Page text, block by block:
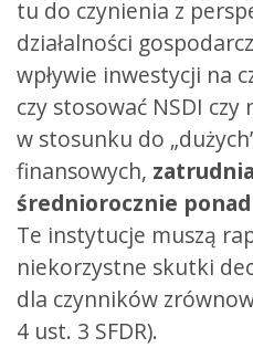
tu do czynienia z
działalności
wpływie inwestycji na
czy stosować NSDI czy
w stosunku do
finansowych,
średniorocznie
Te instytucje muszą
niekorzystne skutki
dla czynników
4 ust. 3 SFDR).